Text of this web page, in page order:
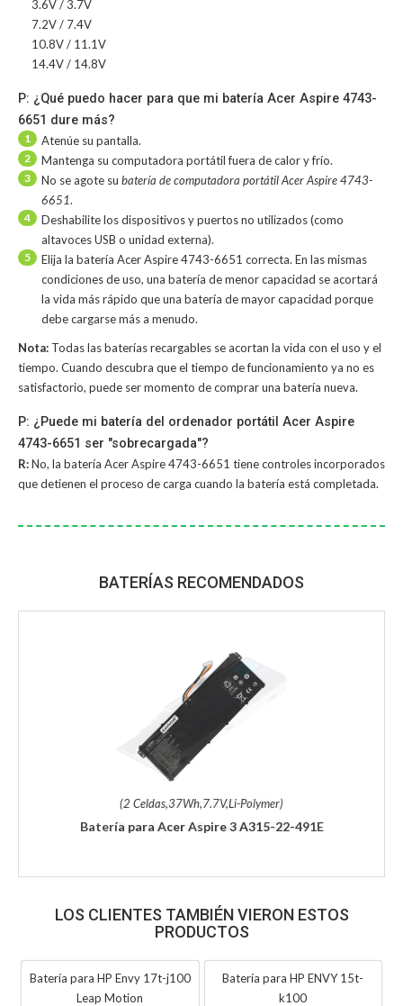
3.6V / 3.7V
7.2V / 7.4V
10.8V / 11.1V
14.4V / 14.8V
P: ¿Qué puedo hacer para que mi batería Acer Aspire 4743-
6651 dure más?
1 Atenúe su pantalla.
2 Mantenga su computadora portátil fuera de calor y frío.
3 No se agote su batería de computadora portátil Acer Aspire 4743-
6651.
4
Deshabilite los dispositivos y puertos no utilizados (como
altavoces USB o unidad externa).
5
Elija la batería Acer Aspire 4743-6651 correcta. En las mismas
condiciones de uso, una batería de menor capacidad se acortará
la vida más rápido que una batería de mayor capacidad porque
debe cargarse más a menudo.
Nota: Todas las baterías recargables se acortan la vida con el uso y el
tiempo. Cuando descubra que el tiempo de funcionamiento ya no es
satisfactorio, puede ser momento de comprar una batería nueva.
P: ¿Puede mi batería del ordenador portátil Acer Aspire
4743-6651 ser "sobrecargada"?
R:No, la batería Acer Aspire 4743-6651 tiene controles incorporados
que detienen el proceso de carga cuando la batería está completada.
BATERÍAS RECOMENDADOS
(2 Celdas,37Wh,7.7V,Li-Polymer)
Batería para Acer Aspire 3 A315-22-491E
LOS CLIENTES TAMBIÉN VIERON ESTOS
PRODUCTOS
Batería para HP Envy 17t-j100
Leap Motion
Batería para HP ENVY 15t-
k100